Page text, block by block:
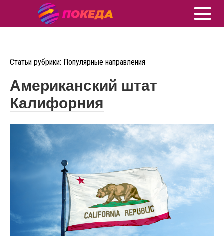
Статьи рубрики: Популярные направления
Американский штат
Калифорния